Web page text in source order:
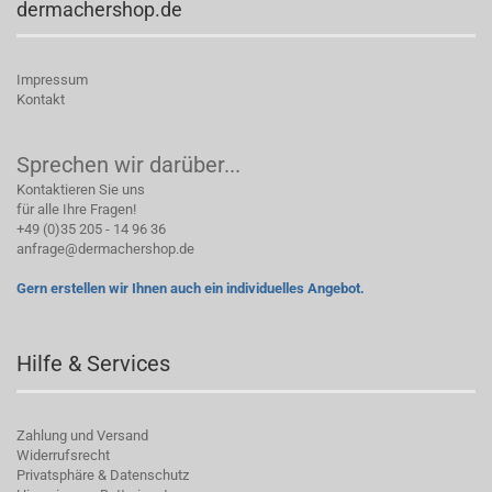
dermachershop.de
Impressum
Kontakt
Sprechen wir darüber...
Kontaktieren Sie uns
für alle Ihre Fragen!
+49 (0)35 205 - 14 96 36
anfrage@dermachershop.de
Gern erstellen wir Ihnen auch ein individuelles Angebot.
Hilfe & Services
Zahlung und Versand
Widerrufsrecht
Privatsphäre & Datenschutz